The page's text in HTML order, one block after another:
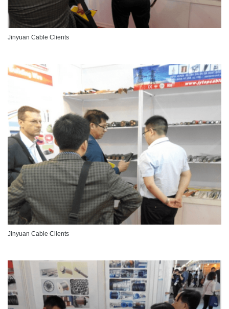
Jinyuan Cable Clients
Jinyuan Cable Clients